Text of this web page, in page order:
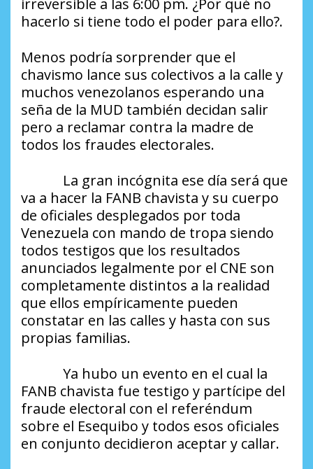
irreversible a las 6:00 pm. ¿Por qué no
hacerlo si tiene todo el poder para ello?.
Menos podría sorprender que el
chavismo lance sus colectivos a la calle y
muchos venezolanos esperando una
seña de la MUD también decidan salir
pero a reclamar contra la madre de
todos los fraudes electorales.
La gran incógnita ese día será que
va a hacer la FANB chavista y su cuerpo
de oficiales desplegados por toda
Venezuela con mando de tropa siendo
todos testigos que los resultados
anunciados legalmente por el CNE son
completamente distintos a la realidad
que ellos empíricamente pueden
constatar en las calles y hasta con sus
propias familias.
Ya hubo un evento en el cual la
FANB chavista fue testigo y partícipe del
fraude electoral con el referéndum
sobre el Esequibo y todos esos oficiales
en conjunto decidieron aceptar y callar.